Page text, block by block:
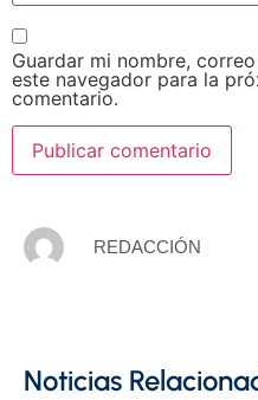
Guardar mi nombre,
este navegador para la
comentario.
REDACCIÓN
Noticias